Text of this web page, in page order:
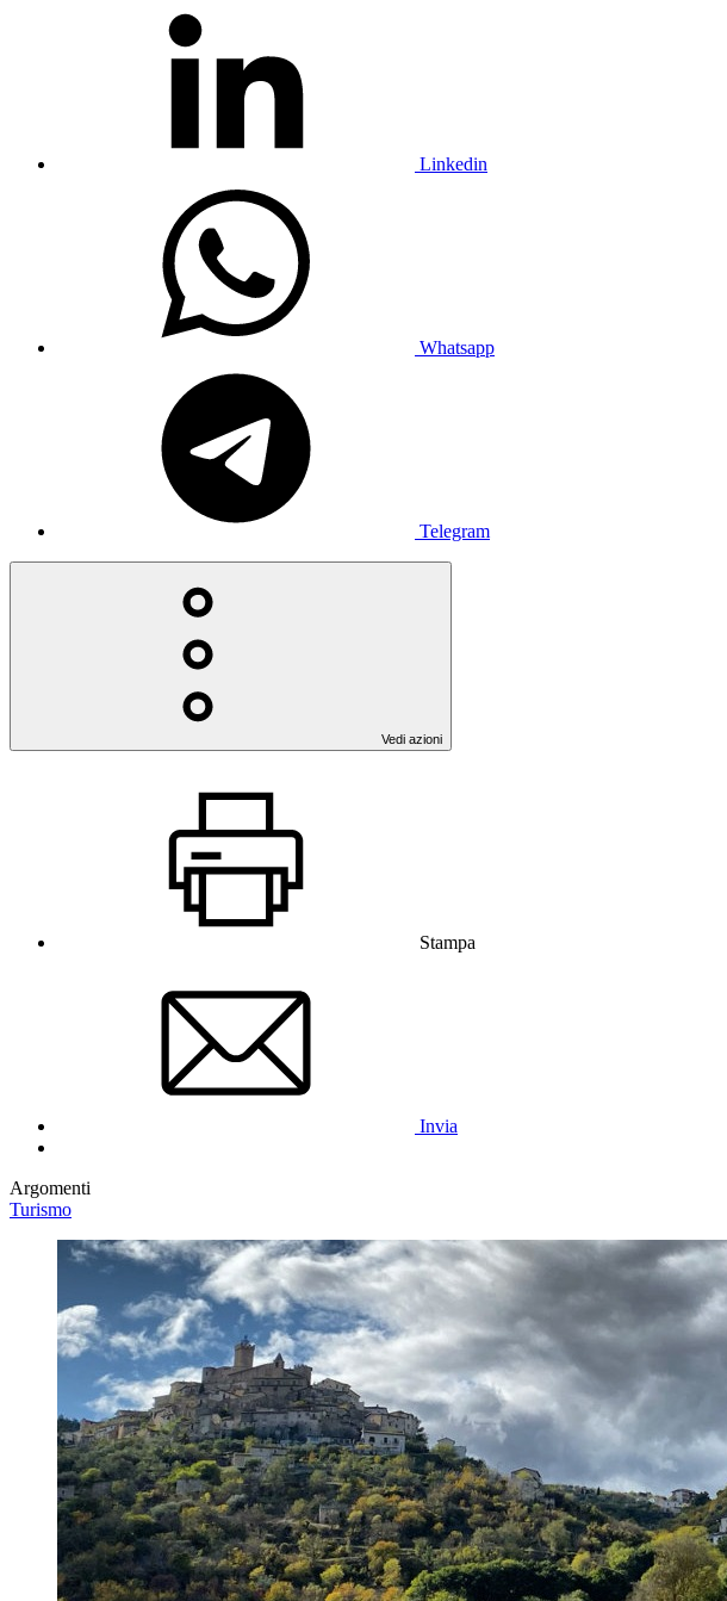
Linkedin
Whatsapp
Telegram
Vedi azioni
Stampa
Invia
Argomenti
Turismo